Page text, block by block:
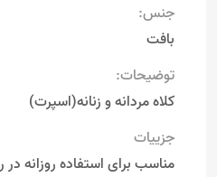
جنس:
بافت
توضیحات:
کلاه مردانه و زنانه(اسپرت)
جزییات
مناسب برای استفاده روزانه